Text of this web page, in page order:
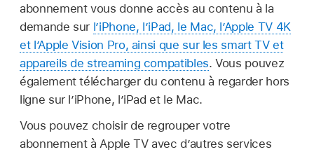
abonnement vous donne accès au contenu à la
demande sur l’iPhone, l’iPad, le Mac, l’Apple TV 4K
et l’Apple Vision Pro, ainsi que sur les smart TV et
appareils de streaming compatibles. Vous pouvez
également télécharger du contenu à regarder hors
ligne sur l’iPhone, l’iPad et le Mac.
Vous pouvez choisir de regrouper votre
abonnement à Apple TV avec d’autres services